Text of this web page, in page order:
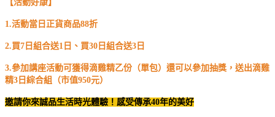
【活動好康】
1.活動當日正貨商品88折
2.買7日組合送1日、買30日組合送3日
3.參加講座活動可獲得滴雞精乙份（單包）還可以參加抽獎，送出滴雞
精3日綜合組（市值950元）
邀請你來誠品生活時光體驗！感受傳承40年的美好